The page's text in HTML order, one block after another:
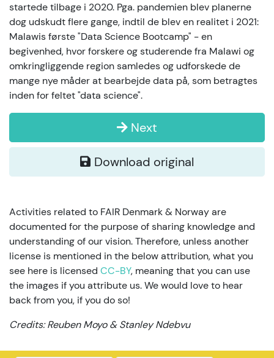
startede tilbage i 2020. Pga. pandemien blev planerne
dog udskudt flere gange, indtil de blev en realitet i 2021:
Malawis første "Data Science Bootcamp" - en
begivenhed, hvor forskere og studerende fra Malawi og
omkringliggende region samledes og udforskede de
mange nye måder at bearbejde data på, som betragtes
inden for feltet "data science".
Next
Download original
Activities related to FAIR Denmark & Norway are
documented for the purpose of sharing knowledge and
understanding of our vision. Therefore, unless another
license is mentioned in the below attribution, what you
see here is licensed CC-BY, meaning that you can use
the images if you attribute us. We would love to hear
back from you, if you do so!
Credits: Reuben Moyo & Stanley Ndebvu